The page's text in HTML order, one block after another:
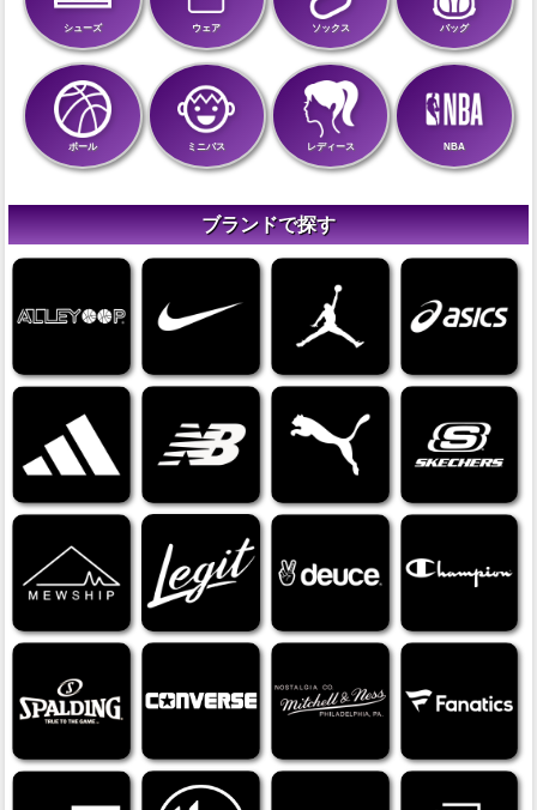
シューズ ウェア ソックス バッグ
ボール ミニバス レディース NBA
ブランドで探す